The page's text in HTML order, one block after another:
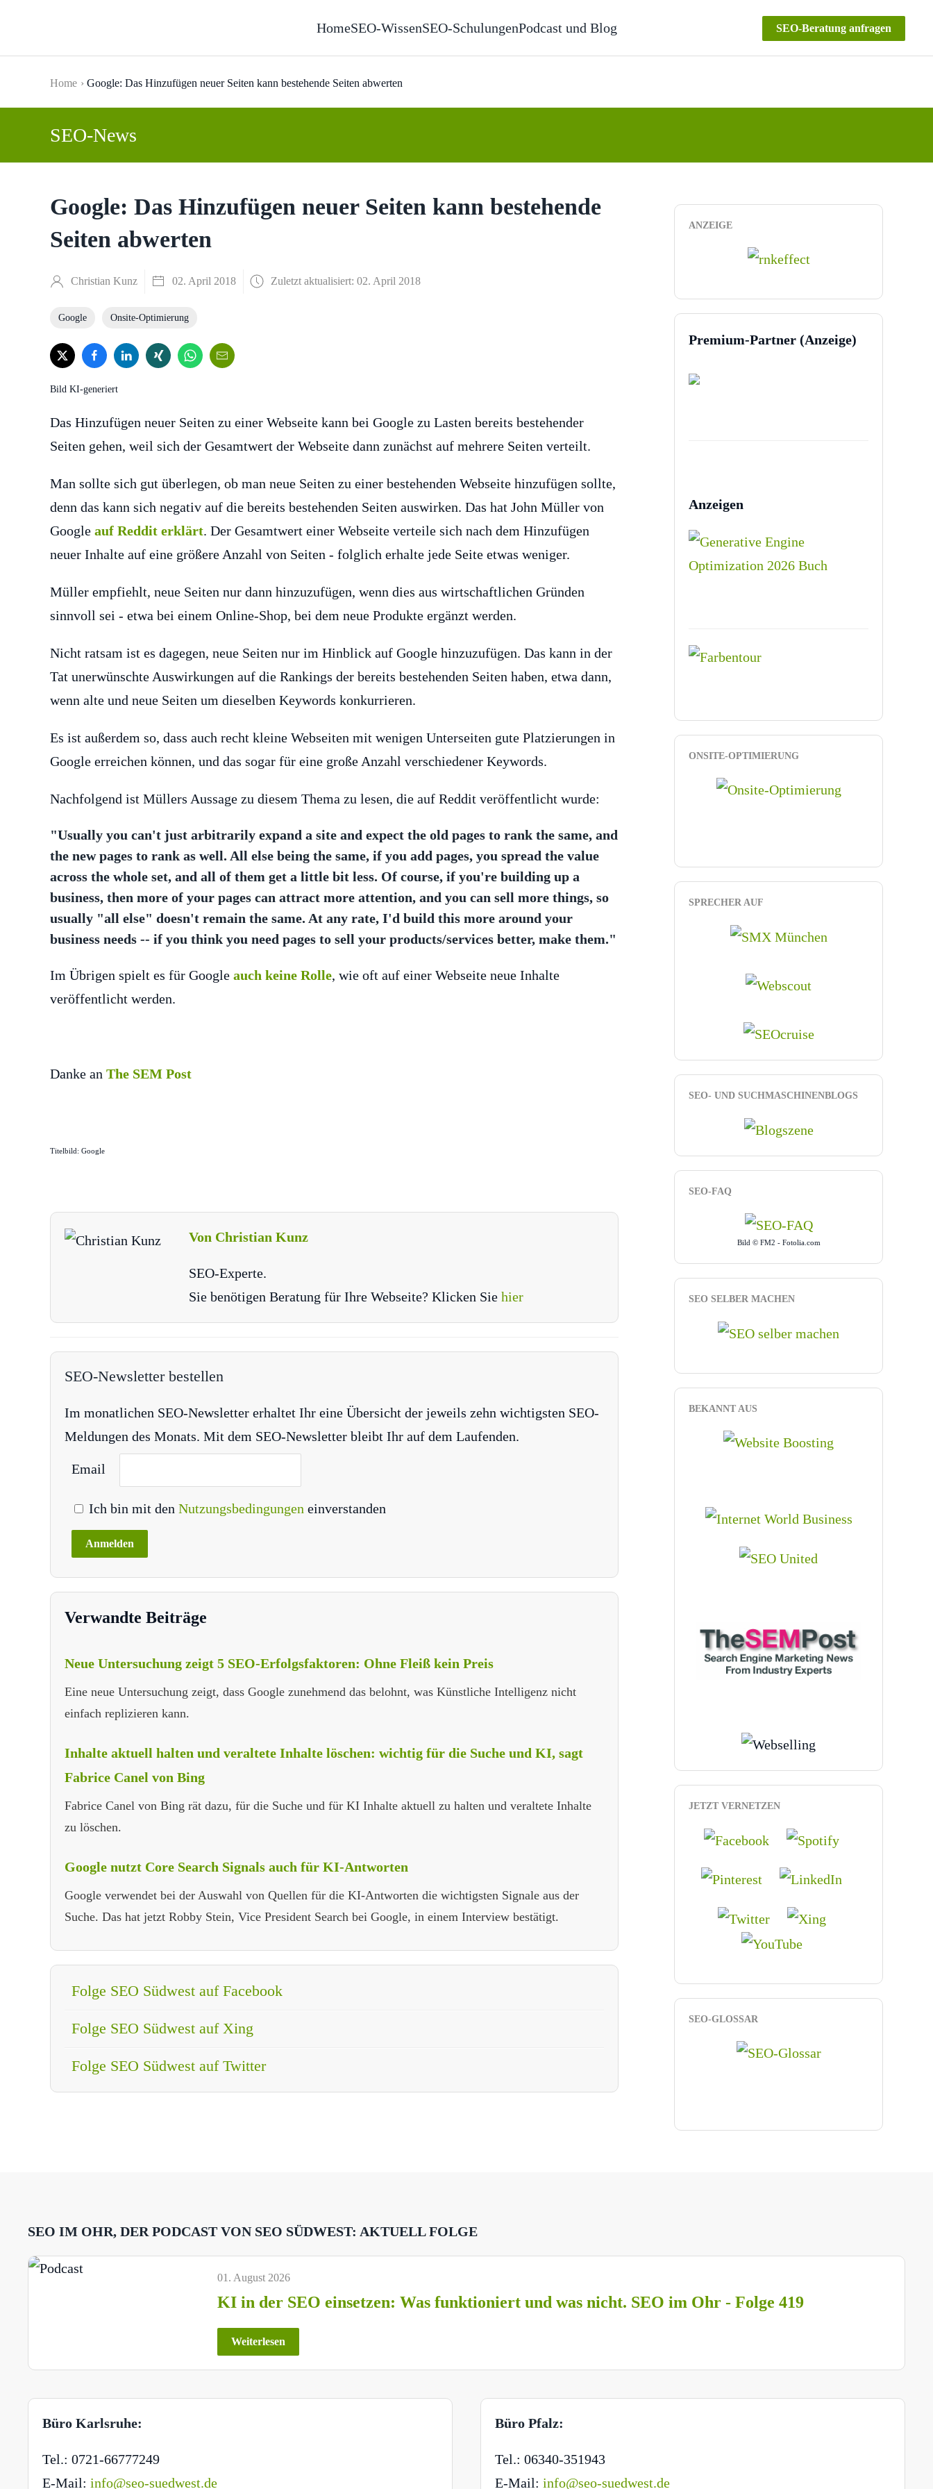
HomeSEO-WissenSEO-SchulungenPodcast und Blog SEO-Beratung anfragen
Home Google: Das Hinzufügen neuer Seiten kann bestehende Seiten abwerten
SEO-News
Google: Das Hinzufügen neuer Seiten kann bestehende
Seiten abwerten
Christian Kunz 02. April 2018 Zuletzt aktualisiert: 02. April 2018
Google Onsite-Optimierung
Bild KI-generiert
Das Hinzufügen neuer Seiten zu einer Webseite kann bei Google zu Lasten bereits bestehender
Seiten gehen, weil sich der Gesamtwert der Webseite dann zunächst auf mehrere Seiten verteilt.
Man sollte sich gut überlegen, ob man neue Seiten zu einer bestehenden Webseite hinzufügen sollte,
denn das kann sich negativ auf die bereits bestehenden Seiten auswirken. Das hat John Müller von
Google auf Reddit erklärt. Der Gesamtwert einer Webseite verteile sich nach dem Hinzufügen
neuer Inhalte auf eine größere Anzahl von Seiten - folglich erhalte jede Seite etwas weniger.
Müller empfiehlt, neue Seiten nur dann hinzuzufügen, wenn dies aus wirtschaftlichen Gründen
sinnvoll sei - etwa bei einem Online-Shop, bei dem neue Produkte ergänzt werden.
Nicht ratsam ist es dagegen, neue Seiten nur im Hinblick auf Google hinzuzufügen. Das kann in der
Tat unerwünschte Auswirkungen auf die Rankings der bereits bestehenden Seiten haben, etwa dann,
wenn alte und neue Seiten um dieselben Keywords konkurrieren.
Es ist außerdem so, dass auch recht kleine Webseiten mit wenigen Unterseiten gute Platzierungen in
Google erreichen können, und das sogar für eine große Anzahl verschiedener Keywords.
Nachfolgend ist Müllers Aussage zu diesem Thema zu lesen, die auf Reddit veröffentlicht wurde:
"Usually you can't just arbitrarily expand a site and expect the old pages to rank the same, and
the new pages to rank as well. All else being the same, if you add pages, you spread the value
across the whole set, and all of them get a little bit less. Of course, if you're building up a
business, then more of your pages can attract more attention, and you can sell more things, so
usually "all else" doesn't remain the same. At any rate, I'd build this more around your
business needs -- if you think you need pages to sell your products/services better, make them."
Im Übrigen spielt es für Google auch keine Rolle, wie oft auf einer Webseite neue Inhalte
veröffentlicht werden.
Danke an The SEM Post
Titelbild: Google
Von Christian Kunz
SEO-Experte.
Sie benötigen Beratung für Ihre Webseite? Klicken Sie hier
SEO-Newsletter bestellen
Im monatlichen SEO-Newsletter erhaltet Ihr eine Übersicht der jeweils zehn wichtigsten SEO-
Meldungen des Monats. Mit dem SEO-Newsletter bleibt Ihr auf dem Laufenden.
Email
Ich bin mit den Nutzungsbedingungen einverstanden
Verwandte Beiträge
Neue Untersuchung zeigt 5 SEO-Erfolgsfaktoren: Ohne Fleiß kein Preis
Eine neue Untersuchung zeigt, dass Google zunehmend das belohnt, was Künstliche Intelligenz nicht
einfach replizieren kann.
Inhalte aktuell halten und veraltete Inhalte löschen: wichtig für die Suche und KI, sagt
Fabrice Canel von Bing
Fabrice Canel von Bing rät dazu, für die Suche und für KI Inhalte aktuell zu halten und veraltete Inhalte
zu löschen.
Google nutzt Core Search Signals auch für KI-Antworten
Google verwendet bei der Auswahl von Quellen für die KI-Antworten die wichtigsten Signale aus der
Suche. Das hat jetzt Robby Stein, Vice President Search bei Google, in einem Interview bestätigt.
Folge SEO Südwest auf Facebook
Folge SEO Südwest auf Xing
Folge SEO Südwest auf Twitter
ANZEIGE
Premium-Partner (Anzeige)
Anzeigen
ONSITE-OPTIMIERUNG
SPRECHER AUF
SEO- UND SUCHMASCHINENBLOGS
SEO-FAQ
Bild © FM2 - Fotolia.com
SEO SELBER MACHEN
BEKANNT AUS
JETZT VERNETZEN
SEO-GLOSSAR
SEO IM OHR, DER PODCAST VON SEO SÜDWEST: AKTUELL FOLGE
01. August 2026
KI in der SEO einsetzen: Was funktioniert und was nicht. SEO im Ohr - Folge 419
Weiterlesen
Büro Karlsruhe:
Tel.: 0721-66777249
E-Mail: info@seo-suedwest.de
Büro Pfalz:
Tel.: 06340-351943
E-Mail: info@seo-suedwest.de